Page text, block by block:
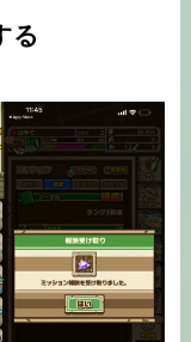
る